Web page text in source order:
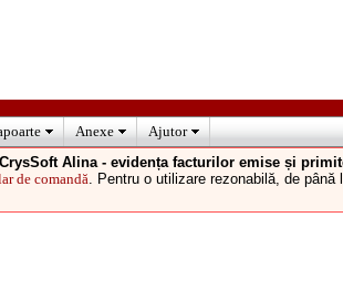
Anexe
Ajutor
CrysSoft Alina - evidența facturilor emise și
de comandă. Pentru o utilizare rezonabilă, de